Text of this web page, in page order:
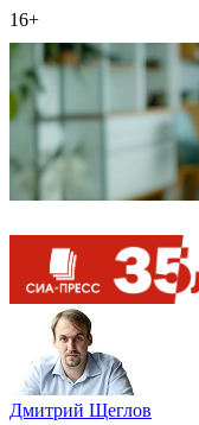
16+
Дмитрий Щеглов